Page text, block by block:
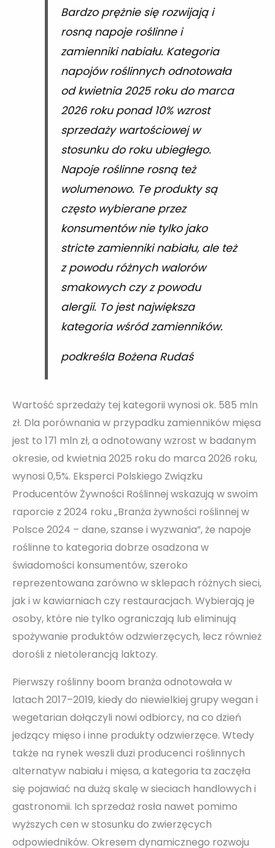
Bardzo prężnie się rozwijają i
rosną napoje roślinne i
zamienniki nabiału. Kategoria
napojów roślinnych odnotowała
od kwietnia 2025 roku do marca
2026 roku ponad 10% wzrost
sprzedaży wartościowej w
stosunku do roku ubiegłego.
Napoje roślinne rosną też
wolumenowo. Te produkty są
często wybierane przez
konsumentów nie tylko jako
stricte zamienniki nabiału, ale też
z powodu różnych walorów
smakowych czy z powodu
alergii. To jest największa
kategoria wśród zamienników.
podkreśla Bożena Rudaś
Wartość sprzedaży tej kategorii wynosi ok. 585 mln
zł. Dla porównania w przypadku zamienników mięsa
jest to 171 mln zł, a odnotowany wzrost w badanym
okresie, od kwietnia 2025 roku do marca 2026 roku,
wynosi 0,5%. Eksperci Polskiego Związku
Producentów Żywności Roślinnej wskazują w swoim
raporcie z 2024 roku „Branża żywności roślinnej w
Polsce 2024 – dane, szanse i wyzwania”, że napoje
roślinne to kategoria dobrze osadzona w
świadomości konsumentów, szeroko
reprezentowana zarówno w sklepach różnych sieci,
jak i w kawiarniach czy restauracjach. Wybierają je
osoby, które nie tylko ograniczają lub eliminują
spożywanie produktów odzwierzęcych, lecz również
dorośli z nietolerancją laktozy.
Pierwszy roślinny boom branża odnotowała w
latach 2017–2019, kiedy do niewielkiej grupy wegan i
wegetarian dołączyli nowi odbiorcy, na co dzień
jedzący mięso i inne produkty odzwierzęce. Wtedy
także na rynek weszli duzi producenci roślinnych
alternatyw nabiału i mięsa, a kategoria ta zaczęła
się pojawiać na dużą skalę w sieciach handlowych i
gastronomii. Ich sprzedaż rosła nawet pomimo
wyższych cen w stosunku do zwierzęcych
odpowiedników. Okresem dynamicznego rozwoju